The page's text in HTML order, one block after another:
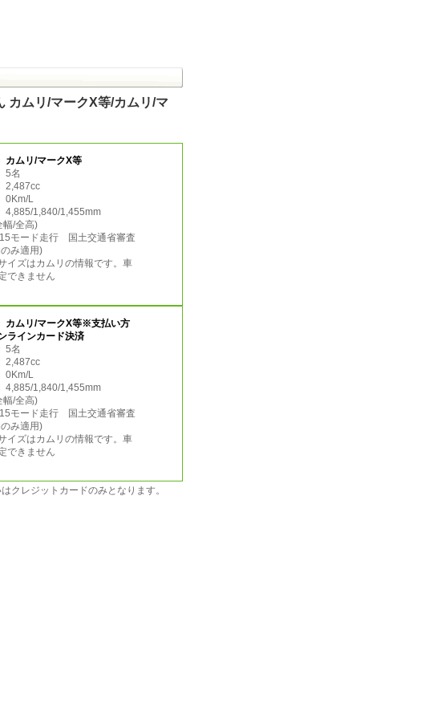
カムリ/マークX等/カムリ/マ
カムリ/マークX等
5名
2,487cc
0Km/L
4,885/1,840/1,455mm
幅/全高)
モード走行 国土交通省審査
み適用)
イズはカムリの情報です。車
できません
カムリ/マークX等※支払い方
ラインカード決済
5名
2,487cc
0Km/L
4,885/1,840/1,455mm
幅/全高)
モード走行 国土交通省審査
み適用)
イズはカムリの情報です。車
できません
クレジットカードのみとなります。